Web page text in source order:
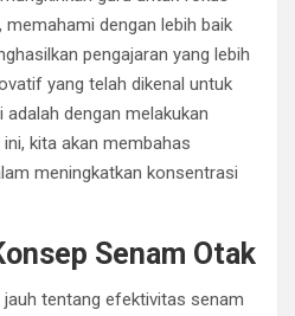
dengan lebih baik
pengajaran yang lebih
yang telah dikenal untuk
dengan melakukan
kita akan membahas
meningkatkan konsentrasi
Senam Otak
tentang efektivitas senam